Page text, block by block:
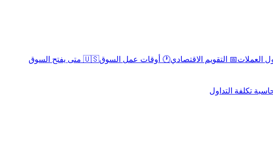
العملات📅 التقويم الاقتصادي🕐 أوقات عمل السوق
🇺🇸 متى يفتح السوق
تكلفة التداول